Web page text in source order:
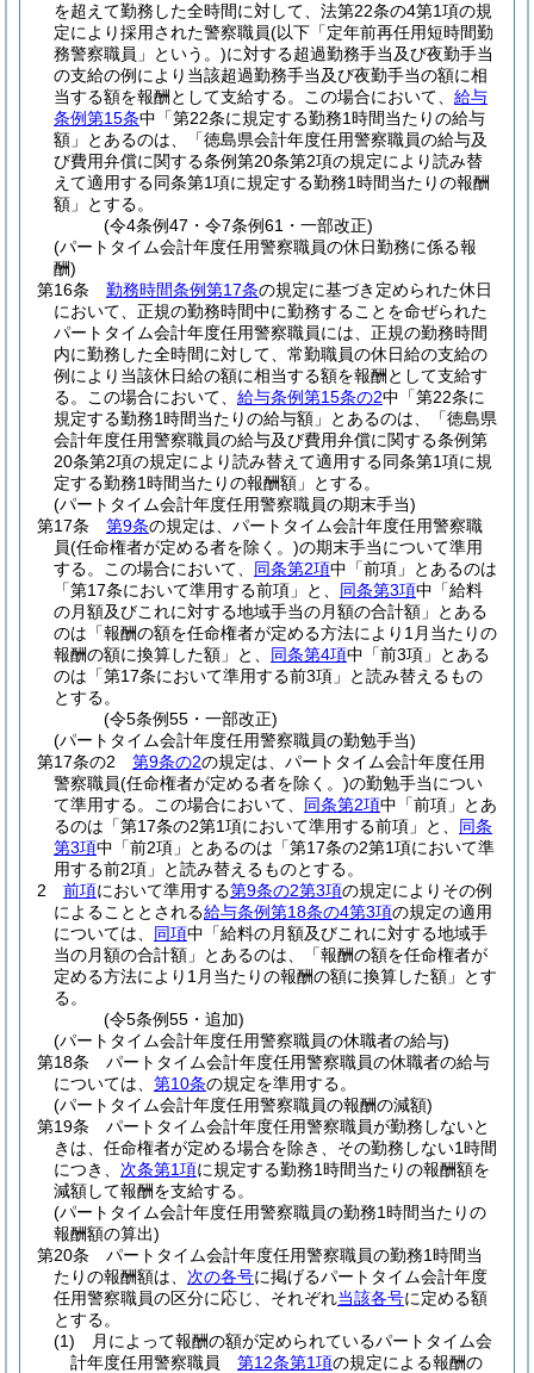
を超えて勤務した全時間に対して、法第22条の4第1項の規
定により採用された警察職員(以下「定年前再任用短時間勤
務警察職員」という。)に対する超過勤務手当及び夜勤手当
の支給の例により当該超過勤務手当及び夜勤手当の額に相
当する額を報酬として支給する。
この場合において、 給与
条例第15条中「第22条に規定する勤務1時間当たりの給与
額」とあるのは、「徳島県会計年度任用警察職員の給与及
び費用弁償に関する条例第20条第2項の規定により読み替
えて適用する同条第1項に規定する勤務1時間当たりの報酬
額」とする。
(令4条例47・令7条例61・一部改正)
(パートタイム会計年度任用警察職員の休日勤務に係る報
酬)
第16条
勤務時間条例第17条の規定に基づき定められた休日
において、正規の勤務時間中に勤務することを命ぜられた
パートタイム会計年度任用警察職員には、正規の勤務時間
内に勤務した全時間に対して、常勤職員の休日給の支給の
例により当該休日給の額に相当する額を報酬として支給す
る。
この場合において、 給与条例第15条の2中「第22条に
規定する勤務1時間当たりの給与額」とあるのは、「徳島県
会計年度任用警察職員の給与及び費用弁償に関する条例第
20条第2項の規定により読み替えて適用する同条第1項に規
定する勤務1時間当たりの報酬額」とする。
(パートタイム会計年度任用警察職員の期末手当)
第17条
第9条の規定は、パートタイム会計年度任用警察職
員(任命権者が定める者を除く。)の期末手当について準用
する。
この場合において、 同条第2項中「前項」とあるのは
「第17条において準用する前項」と、 同条第3項中「給料
の月額及びこれに対する地域手当の月額の合計額」とある
のは「報酬の額を任命権者が定める方法により1月当たりの
報酬の額に換算した額」と、 同条第4項中「前3項」とある
のは「第17条において準用する前3項」と読み替えるもの
とする。
(令5条例55・一部改正)
(パートタイム会計年度任用警察職員の勤勉手当)
第17条の2
第9条の2の規定は、パートタイム会計年度任用
警察職員(任命権者が定める者を除く。)の勤勉手当につい
て準用する。
この場合において、 同条第2項中「前項」とあ
るのは「第17条の2第1項において準用する前項」と、 同条
第3項中「前2項」とあるのは「第17条の2第1項において準
用する前2項」と読み替えるものとする。
2
前項において準用する第9条の2第3項の規定によりその例
によることとされる給与条例第18条の4第3項の規定の適用
については、 同項中「給料の月額及びこれに対する地域手
当の月額の合計額」とあるのは、「報酬の額を任命権者が
定める方法により1月当たりの報酬の額に換算した額」とす
る。
(令5条例55・追加)
(パートタイム会計年度任用警察職員の休職者の給与)
第18条
パートタイム会計年度任用警察職員の休職者の給与
については、 第10条の規定を準用する。
(パートタイム会計年度任用警察職員の報酬の減額)
第19条
パートタイム会計年度任用警察職員が勤務しないと
きは、任命権者が定める場合を除き、その勤務しない1時間
につき、 次条第1項に規定する勤務1時間当たりの報酬額を
減額して報酬を支給する。
(パートタイム会計年度任用警察職員の勤務1時間当たりの
報酬額の算出)
第20条
パートタイム会計年度任用警察職員の勤務1時間当
たりの報酬額は、 次の各号に掲げるパートタイム会計年度
任用警察職員の区分に応じ、それぞれ当該各号に定める額
とする。
(1)
月によって報酬の額が定められているパートタイム会
計年度任用警察職員 第12条第1項の規定による報酬の